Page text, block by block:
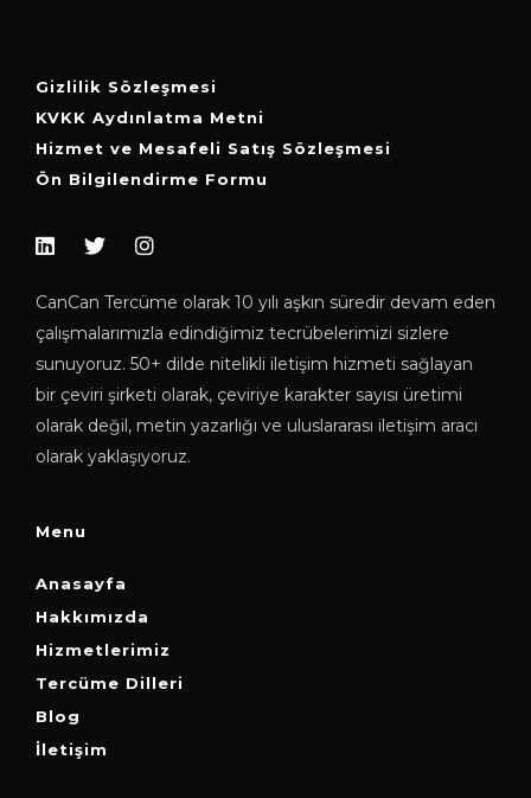
Gizlilik Sözleşmesi
KVKK Aydınlatma Metni
Hizmet ve Mesafeli Satış Sözleşmesi
Ön Bilgilendirme Formu
CanCan Tercüme olarak 10 yılı aşkın süredir devam eden
çalışmalarımızla edindiğimiz tecrübelerimizi sizlere
sunuyoruz. 50+ dilde nitelikli iletişim hizmeti sağlayan
bir çeviri şirketi olarak, çeviriye karakter sayısı üretimi
olarak değil, metin yazarlığı ve uluslararası iletişim aracı
olarak yaklaşıyoruz.
Menu
Anasayfa
Hakkımızda
Hizmetlerimiz
Tercüme Dilleri
Blog
İletişim